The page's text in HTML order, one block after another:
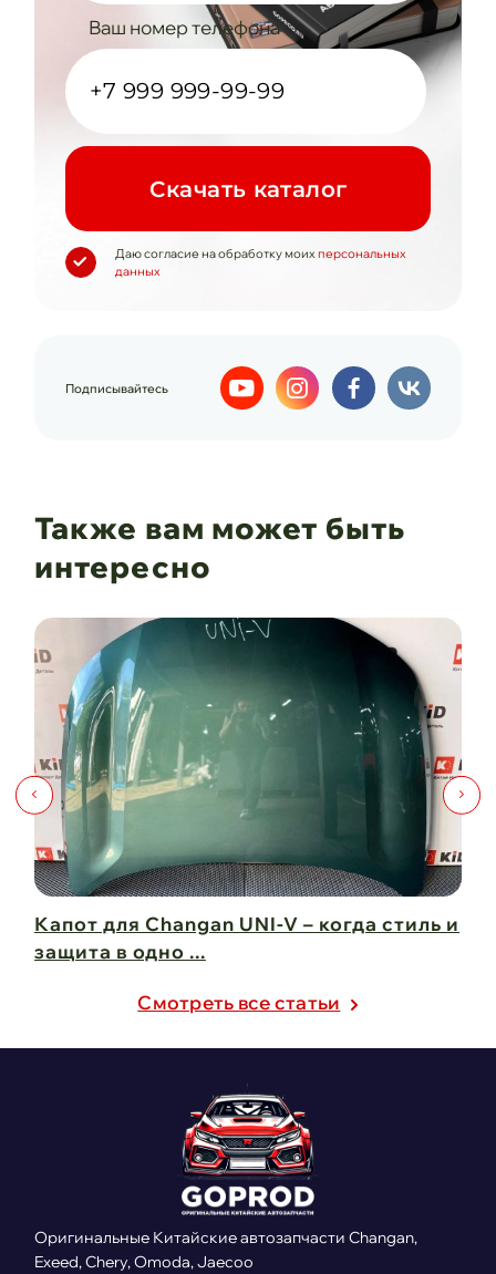
Ваш номер телефона
Cкачать каталог
Даю согласие на обработку моих персональных
данных
Подписывайтесь
Также вам может быть
интересно
Капот для Changan UNI-V – когда стиль и
защита в одно ...
Cмотреть все статьи
Оригинальные Китайские автозапчасти Changan,
Exeed, Chery, Omoda, Jaecoo